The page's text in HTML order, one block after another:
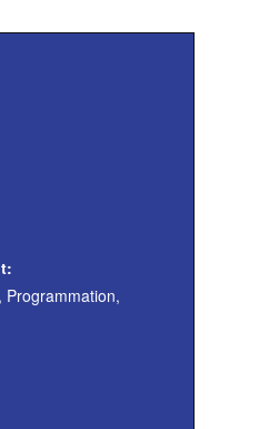
Programmation,